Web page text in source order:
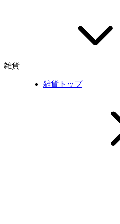
雑貨
雑貨トップ